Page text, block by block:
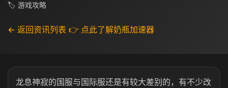
🏷 游戏攻略
← 返回资讯列表 👉 点此了解奶瓶加速器
龙息神寂的国服与国际服还是有较大差别的，有不少改